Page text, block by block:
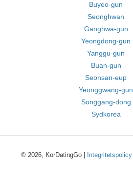
Buyeo-gun
Seonghwan
Ganghwa-gun
Yeongdong-gun
Yanggu-gun
Buan-gun
Seonsan-eup
Yeonggwang-gun
Songgang-dong
Sydkorea
© 2026, KorDatingGo | Integritetspolicy